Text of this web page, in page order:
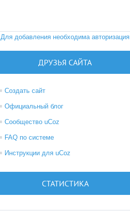
Для добавления необходима авторизация
ДРУЗЬЯ САЙТА
Создать сайт
Официальный блог
Сообщество uCoz
FAQ по системе
Инструкции для uCoz
СТАТИСТИКА